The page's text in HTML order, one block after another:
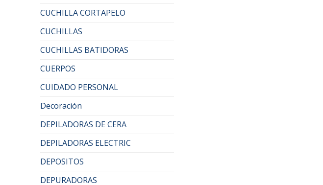
CUCHILLA CORTAPELO
CUCHILLAS
CUCHILLAS BATIDORAS
CUERPOS
CUIDADO PERSONAL
Decoración
DEPILADORAS DE CERA
DEPILADORAS ELECTRIC
DEPOSITOS
DEPURADORAS